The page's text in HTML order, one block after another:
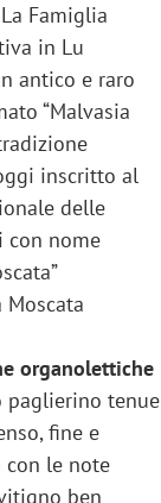
La Famiglia
in Lu
antico e raro
“Malvasia
inscritto al
delle
con nome
organolettiche
paglierino tenue
fine e
con le note
ben